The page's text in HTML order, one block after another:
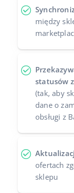
między
statusów
(tak, aby
dane o
obsługi z
ofertach
sklepu